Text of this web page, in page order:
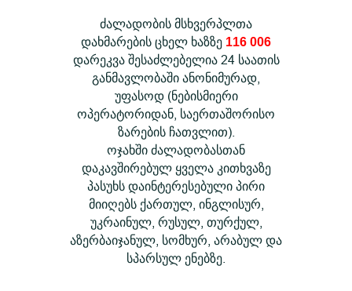
ძალადობის მსხვერპლთა
დახმარების ცხელ ხაზზე 116 006
დარეკვა შესაძლებელია 24 საათის
განმავლობაში ანონიმურად,
უფასოდ (ნებისმიერი
ოპერატორიდან, საერთაშორისო
ზარების ჩათვლით).
ოჯახში ძალადობასთან
დაკავშირებულ ყველა კითხვაზე
პასუხს დაინტერესებული პირი
მიიღებს ქართულ, ინგლისურ,
უკრაინულ, რუსულ, თურქულ,
აზერბაიჯანულ, სომხურ, არაბულ და
სპარსულ ენებზე.